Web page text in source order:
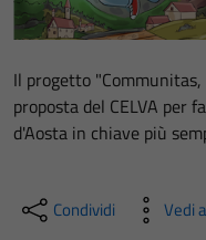
Il progetto
proposta del CELVA per
d'Aosta in chiave più
Condividi Vedi